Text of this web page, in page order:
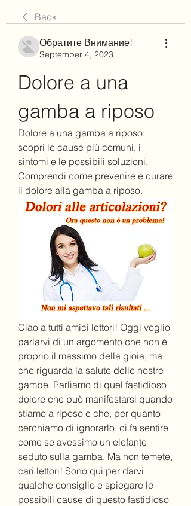
Back
Обратите Внимание!
September 4, 2023
Dolore a una
gamba a riposo
Dolore a una gamba a riposo:
scopri le cause più comuni, i
sintomi e le possibili soluzioni.
Comprendi come prevenire e curare
il dolore alla gamba a riposo.
Ciao a tutti amici lettori! Oggi voglio
parlarvi di un argomento che non è
proprio il massimo della gioia, ma
che riguarda la salute delle nostre
gambe. Parliamo di quel fastidioso
dolore che può manifestarsi quando
stiamo a riposo e che, per quanto
cerchiamo di ignorarlo, ci fa sentire
come se avessimo un elefante
seduto sulla gamba. Ma non temete,
cari lettori! Sono qui per darvi
qualche consiglio e spiegare le
possibili cause di questo fastidioso